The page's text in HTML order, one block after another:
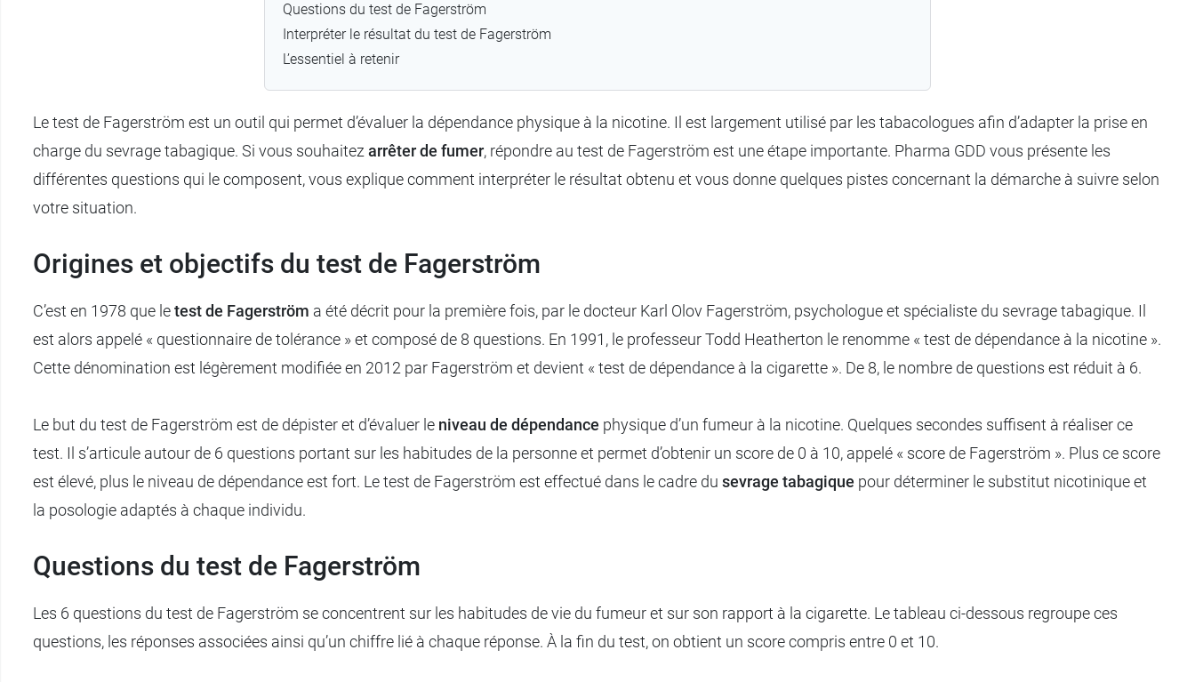
Questions du test de Fagerström
Interpréter le résultat du test de Fagerström
L’essentiel à retenir
Le test de Fagerström est un outil qui permet d’évaluer la dépendance physique à la nicotine. Il est largement utilisé par les tabacologues afin d’adapter la prise en
charge du sevrage tabagique. Si vous souhaitezarrêter de fumer, répondre au test de Fagerström est une étape importante. Pharma GDD vous présente les
différentes questions qui le composent, vous explique comment interpréter le résultat obtenu et vous donne quelques pistes concernant la démarche à suivre selon
votre situation.
Origines et objectifs du test de Fagerström
C’est en 1978 que letest de Fagerström a été décrit pour la première fois, par le docteur Karl Olov Fagerström, psychologue et spécialiste du sevrage tabagique. Il
est alors appelé « questionnaire de tolérance » et composé de 8 questions. En 1991, le professeur Todd Heatherton le renomme « test de dépendance à la nicotine ».
Cette dénomination est légèrement modifiée en 2012 par Fagerström et devient « test de dépendance à la cigarette ». De 8, le nombre de questions est réduit à 6.
Le but du test de Fagerström est de dépister et d’évaluer le niveau de dépendance physique d’un fumeur à la nicotine. Quelques secondes suffisent à réaliser ce
test. Il s’articule autour de 6 questions portant sur les habitudes de la personne et permet d’obtenir un score de 0 à 10, appelé « score de Fagerström ». Plus ce score
est élevé, plus le niveau de dépendance est fort. Le test de Fagerström est effectué dans le cadre du sevrage tabagique pour déterminer le substitut nicotinique et
la posologie adaptés à chaque individu.
Questions du test de Fagerström
Les 6 questions du test de Fagerström se concentrent sur les habitudes de vie du fumeur et sur son rapport à la cigarette. Le tableau ci-dessous regroupe ces
questions, les réponses associées ainsi qu’un chiffre lié à chaque réponse. À la fin du test, on obtient un score compris entre 0 et 10.